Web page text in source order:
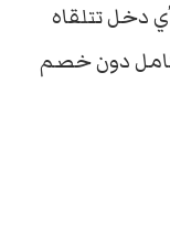
دخل تتلقاه
دون خصم